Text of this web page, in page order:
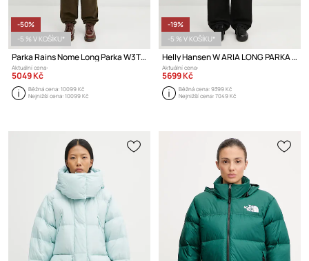
-50%
-5 % V KOŠÍKU*
Parka Rains Nome Long Parka W3T3
Aktuální cena:
5049 Kč
Běžná cena:10099 Kč
Nejnižší cena:10099 Kč
-19%
-5 % V KOŠÍKU*
Helly Hansen W ARIA LONG PARKA bunda dámská
Aktuální cena:
5699 Kč
Běžná cena:9399 Kč
Nejnižší cena:7049 Kč